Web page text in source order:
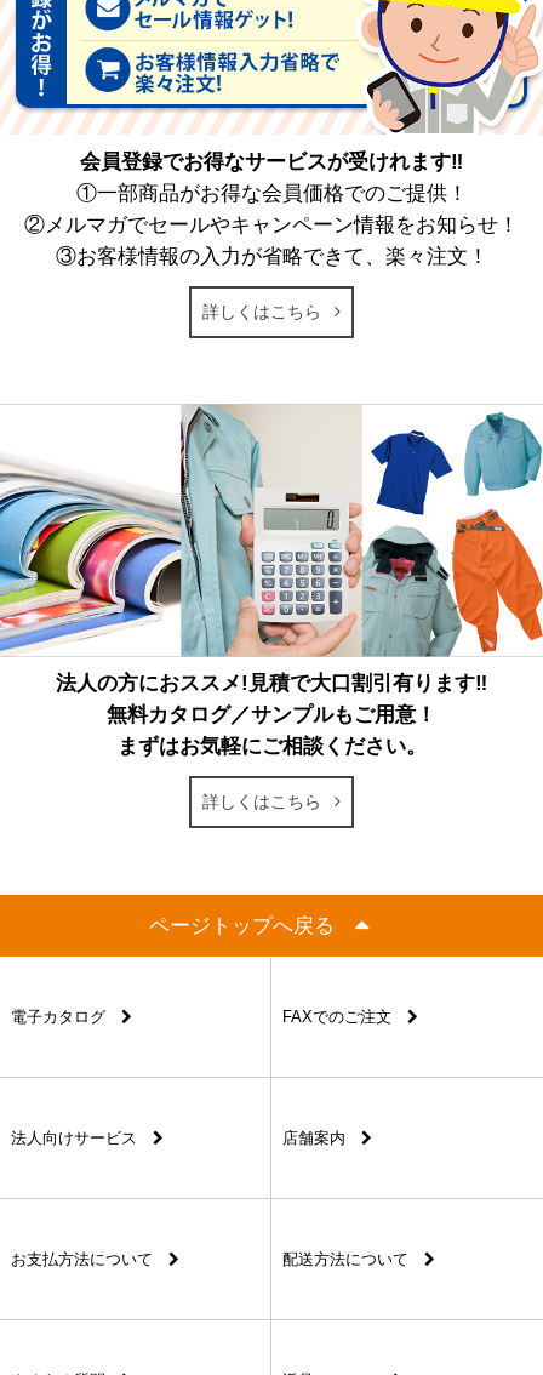
会員登録でお得なサービスが受けれます‼
①一部商品がお得な会員価格でのご提供！
②メルマガでセールやキャンペーン情報をお知らせ！
③お客様情報の入力が省略できて、楽々注文！
詳しくはこちら
法人の方におススメ!見積で大口割引有ります‼
無料カタログ／サンプルもご用意！
まずはお気軽にご相談ください。
詳しくはこちら
ページトップへ戻る
電子カタログ FAXでのご注文
法人向けサービス 店舗案内
お支払方法について 配送方法について